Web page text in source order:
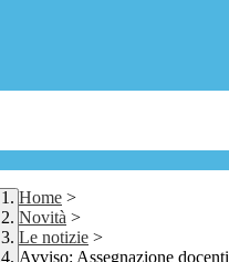
Home >
Novità >
Le notizie >
Avviso: Assegnazione